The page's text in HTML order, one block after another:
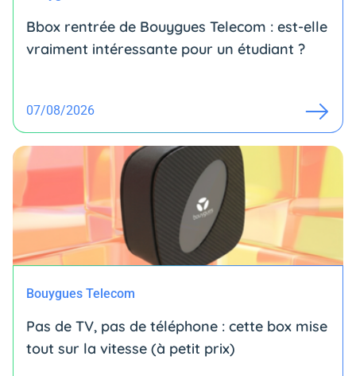
Bbox rentrée de Bouygues Telecom : est-elle
vraiment intéressante pour un étudiant ?
07/08/2026
Bouygues Telecom
Pas de TV, pas de téléphone : cette box mise
tout sur la vitesse (à petit prix)